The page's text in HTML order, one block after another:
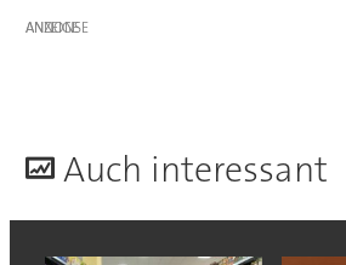
ANZEIGE
Auch interessant